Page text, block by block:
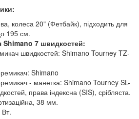
колеса 20" (Фетбайк), підходить для
195 см.
Shimano 7 швидкостей:
швидкостей: Shimano Tourney TZ-
Shimano
- манетка: Shimano Tourney SL-
права індексна (SIS), срібляста.
38 мм.